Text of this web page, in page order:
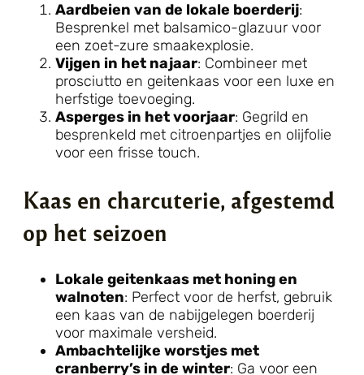
Aardbeien van de lokale boerderij:
Besprenkel met balsamico-glazuur voor
een zoet-zure smaakexplosie.
Vijgen in het najaar: Combineer met
prosciutto en geitenkaas voor een luxe en
herfstige toevoeging.
Asperges in het voorjaar: Gegrild en
besprenkeld met citroenpartjes en olijfolie
voor een frisse touch.
Kaas en charcuterie, afgestemd
op het seizoen
Lokale geitenkaas met honing en
walnoten: Perfect voor de herfst, gebruik
een kaas van de nabijgelegen boerderij
voor maximale versheid.
Ambachtelijke worstjes met
cranberry’s in de winter: Ga voor een